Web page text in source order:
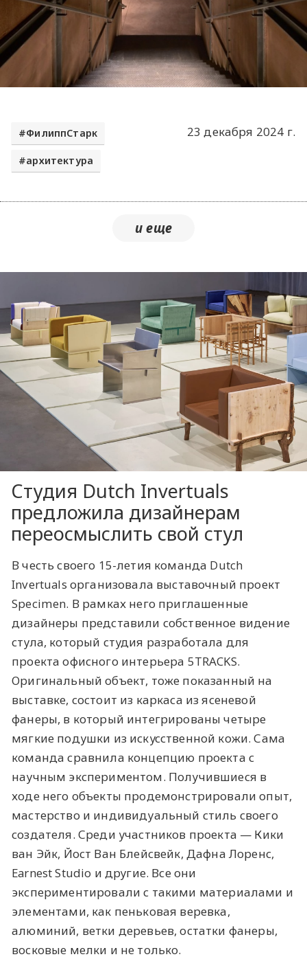
23 декабря 2024 г.
ФилиппСтарк
архитектура
Студия Dutch Invertuals
предложила дизайнерам
переосмыслить свой стул
В честь своего 15-летия команда Dutch
Invertuals организовала выставочный проект
Specimen. В рамках него приглашенные
дизайнеры представили собственное видение
стула, который студия разработала для
проекта офисного интерьера 5TRACKS.
Оригинальный объект, тоже показанный на
выставке, состоит из каркаса из ясеневой
фанеры, в который интегрированы четыре
мягкие подушки из искусственной кожи. Сама
команда сравнила концепцию проекта с
научным экспериментом. Получившиеся в
ходе него объекты продемонстрировали опыт,
мастерство и индивидуальный стиль своего
создателя. Среди участников проекта — Кики
ван Эйк, Йост Ван Блейсвейк, Дафна Лоренс,
Earnest Studio и другие. Все они
экспериментировали с такими материалами и
элементами, как пеньковая веревка,
алюминий, ветки деревьев, остатки фанеры,
восковые мелки и не только.